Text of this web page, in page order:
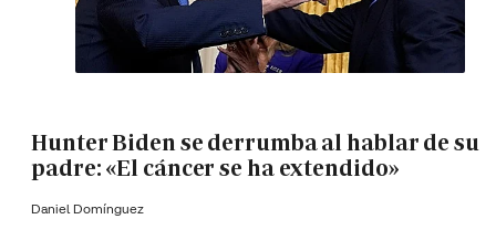
Hunter Biden se derrumba al hablar de su
padre: «El cáncer se ha extendido»
Daniel Domínguez